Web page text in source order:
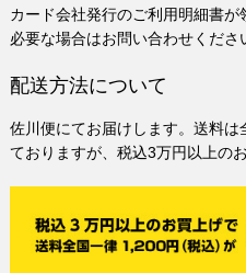
カード会社発行のご利用明細書
必要な場合はお問い合わせくださ
配送方法について
佐川便にてお届けします。送料
ておりますが、税込3万円以上の